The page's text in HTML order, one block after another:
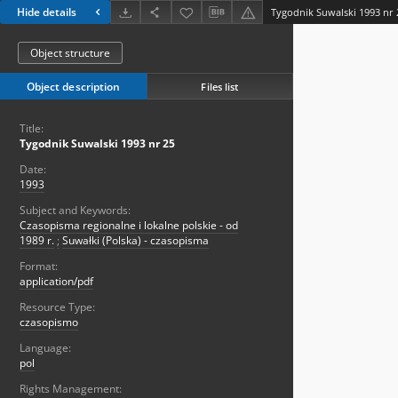
Hide details Tygodnik Suwalski 1993 nr
Object structure
Object description Files list
Title:
Tygodnik Suwalski 1993 nr 25
Date:
1993
Subject and Keywords:
Czasopisma regionalne i lokalne polskie - od
1989 r. ; Suwałki (Polska) - czasopisma
Format:
application/pdf
Resource Type:
czasopismo
Language:
pol
Rights Management: